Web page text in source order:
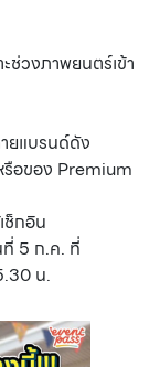
ช่วงภาพยนตร์เข้า
ยแบรนด์ดัง
อของ Premium
ช็กอิน
5 ก.ค. ที่
น.